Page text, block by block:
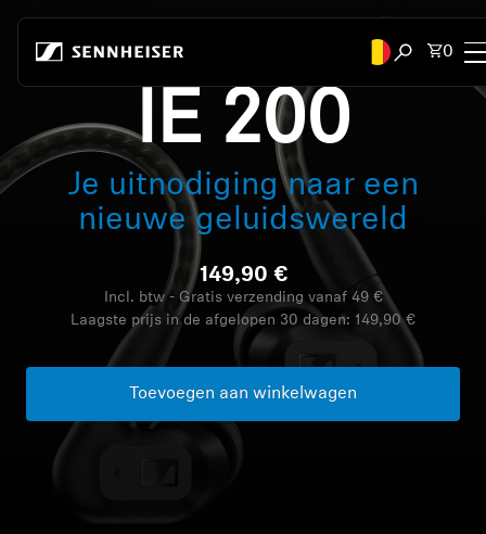
0
Koptelefoons
Koptelefoon op verbinding
Zoek op gelegenheid
Zoek op collectie
IE 200
Je uitnodiging naar een
nieuwe geluidswereld
149,90 €
Incl. btw - Gratis verzending vanaf 49 €
Laagste prijs in de afgelopen 30 dagen: 149,90 €
Toevoegen aan winkelwagen